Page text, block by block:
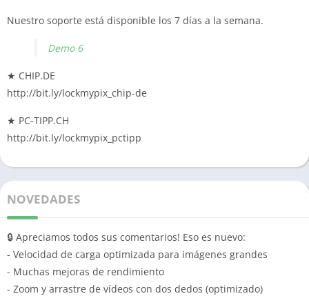
Nuestro soporte está disponible los 7 días a la semana.
Demo 6
★ CHIP.DE
http://bit.ly/lockmypix_chip-de
★ PC-TIPP.CH
http://bit.ly/lockmypix_pctipp
NOVEDADES
🔒 Apreciamos todos sus comentarios! Eso es nuevo:
- Velocidad de carga optimizada para imágenes grandes
- Muchas mejoras de rendimiento
- Zoom y arrastre de vídeos con dos dedos (optimizado)